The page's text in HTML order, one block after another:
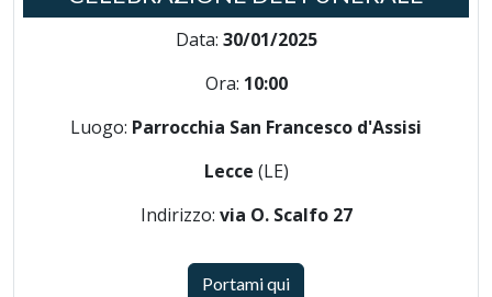
Data: 30/01/2025
Ora: 10:00
Luogo: Parrocchia San Francesco d'Assisi
Lecce (LE)
Indirizzo: via O. Scalfo 27
Portami qui